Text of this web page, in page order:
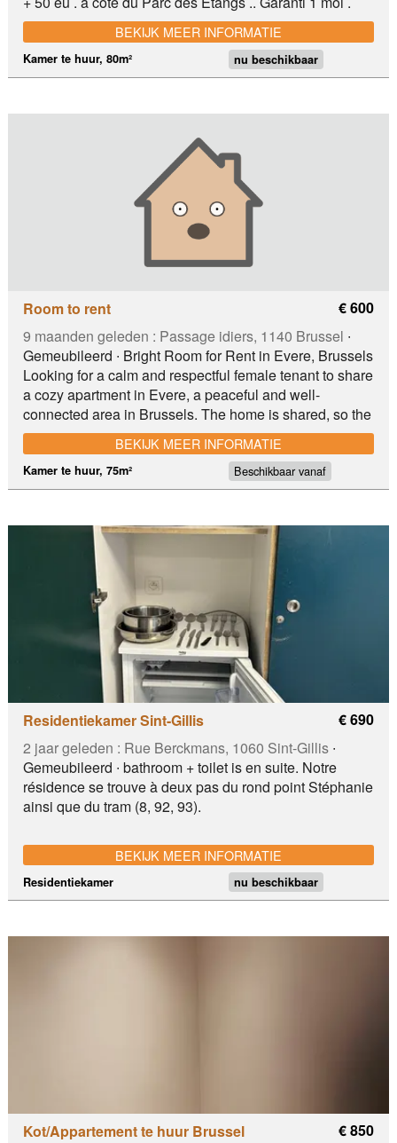
Tram 81 , Metro, parc, shopping centre..
Kamer te huur, 80m² nu beschikbaar
BEKIJK MEER INFORMATIE
Room to rent
9 maanden geleden : Passage idiers, 1140 Brussel ∙
Gemeubileerd ∙ Bright Room for Rent in Evere, Brussels
Looking for a calm and respectful female tenant to share
a cozy apartment in Evere, a peaceful and well-
connected area in Brussels. The home is shared, so the
environment is warm, respectful, and family-oriented —
ideal for someone clean, responsible, and tidy. 🛏️ Room
& Apartment Features: Fully furnished private room in a
clean and welcoming apartment Shared spaces include
Perfect for students or interns looking for a quiet, homely
atmosphere 📍 Great Location in Evere: Well connected
by public transport Ea Gare, metro, bus, magasin,
Kamer te huur, 75m² Beschikbaar vanaf
€ 600
BEKIJK MEER INFORMATIE
Residentiekamer Sint-Gillis
2 jaar geleden : Rue Berckmans, 1060 Sint-Gillis∙
Gemeubileerd ∙ bathroom + toilet is en suite. Notre
résidence se trouve à deux pas du rond point Stéphanie
ainsi que du tram (8, 92, 93).
Residentiekamer nu beschikbaar
€ 690
BEKIJK MEER INFORMATIE
Kot/Appartement te huur Brussel
€ 850